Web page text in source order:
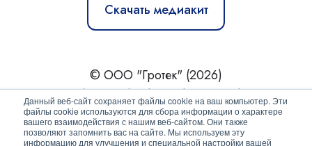
Данный веб-сайт сохраняет файлы cookie на ваш компьютер. Эти
файлы cookie используются для сбора информации о характере
вашего взаимодействия с нашим веб-сайтом. Они также
позволяют запомнить вас на сайте. Мы используем эту
информацию для улучшения и специальной настройки вашей
Скачать медиакит
© ООО "Гротек" (2026)
Новости|Статьи|Обзоры|Журнал|О нас
Политика конфиденциальности